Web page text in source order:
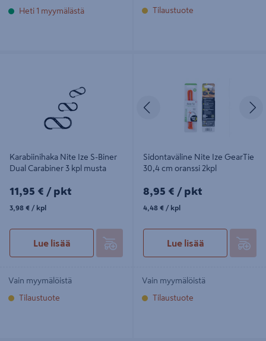
Heti 1 myymälästä Tilaustuote
Karabiinihaka Nite Ize S-Biner
Dual Carabiner 3 kpl musta
11,95€/pkt
11,95 € / pkt
3,98€/kpl
3,98 € / kpl
Lue lisää
Vain myymälöistä
Tilaustuote
Edellinen
Sidontaväline Nite Ize GearTie
30,4 cm oranssi 2kpl
8,95€/pkt
8,95 € / pkt
4,48€/kpl
4,48 € / kpl
Lue lisää
Vain myymälöistä
Tilaustuote